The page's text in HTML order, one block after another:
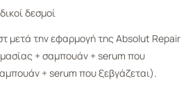
δεσμοί
μετά την εφαρμογή της Absolut Repair
+ σαμπουάν + serum που
+ serum που ξεβγάζεται).